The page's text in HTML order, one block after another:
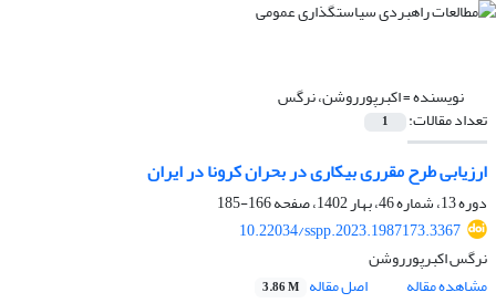
نویسنده =اکبرپورروشن، نرگس
تعداد مقالات: 1
ارزیابی طرح مقرری بیکاری در بحران کرونا در ایران
دوره 13، شماره 46، بهار 1402، صفحه
166-185
10.22034/sspp.2023.1987173.3367
نرگس اکبرپورروشن
مشاهده مقاله
اصل مقاله 3.86 M